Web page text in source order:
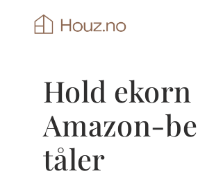
Hold
Amazon-
tåler